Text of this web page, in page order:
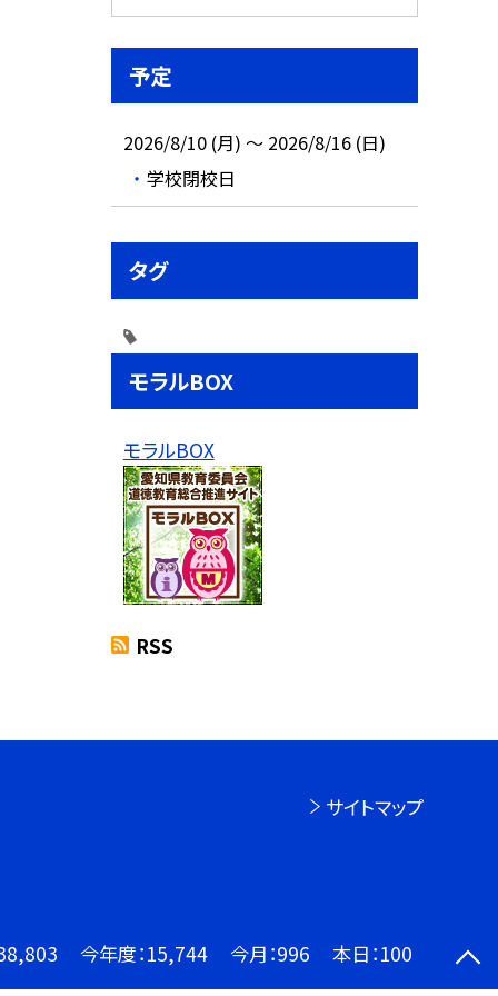
予定
2026/8/10 (月) ～ 2026/8/16 (日)
学校閉校日
タグ
モラルBOX
モラルBOX
RSS
サイトマップ
今年度：15,744 今月：996 本日：100